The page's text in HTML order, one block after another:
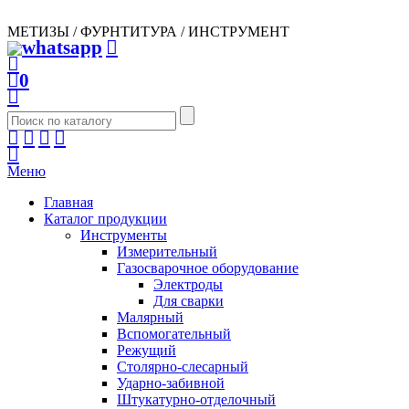
МЕТИЗЫ / ФУРНТИТУРА / ИНСТРУМЕНТ
0
Меню
Главная
Каталог продукции
Инструменты
Измерительный
Газосварочное оборудование
Электроды
Для сварки
Малярный
Вспомогательный
Режущий
Столярно-слесарный
Ударно-забивной
Штукатурно-отделочный